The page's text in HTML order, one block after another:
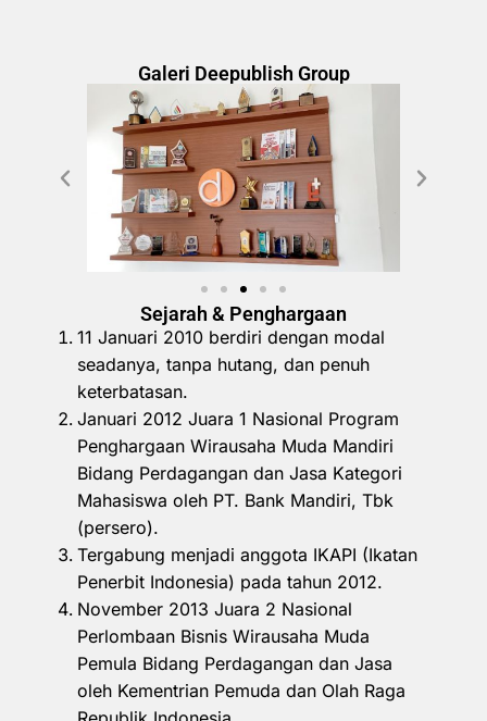
Galeri Deepublish Group
Sejarah & Penghargaan
11 Januari 2010 berdiri dengan modal
seadanya, tanpa hutang, dan penuh
keterbatasan.
Januari 2012 Juara 1 Nasional Program
Penghargaan Wirausaha Muda Mandiri
Bidang Perdagangan dan Jasa Kategori
Mahasiswa oleh PT. Bank Mandiri, Tbk
(persero).
Tergabung menjadi anggota IKAPI (Ikatan
Penerbit Indonesia) pada tahun 2012.
November 2013 Juara 2 Nasional
Perlombaan Bisnis Wirausaha Muda
Pemula Bidang Perdagangan dan Jasa
oleh Kementrian Pemuda dan Olah Raga